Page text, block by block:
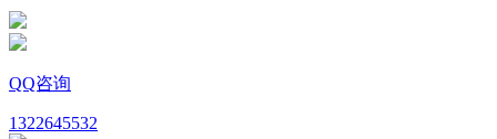
QQ咨询
1322645532